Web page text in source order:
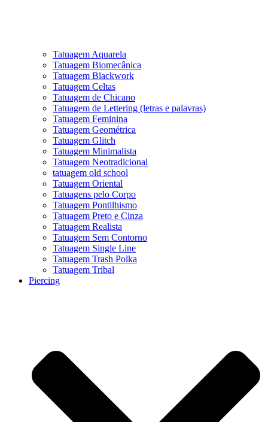
Tatuagem Aquarela
Tatuagem Biomecânica
Tatuagem Blackwork
Tatuagem Celtas
Tatuagem de Chicano
Tatuagem de Lettering (letras e palavras)
Tatuagem Feminina
Tatuagem Geométrica
Tatuagem Glitch
Tatuagem Minimalista
Tatuagem Neotradicional
tatuagem old school
Tatuagem Oriental
Tatuagens pelo Corpo
Tatuagem Pontilhismo
Tatuagem Preto e Cinza
Tatuagem Realista
Tatuagem Sem Contorno
Tatuagem Single Line
Tatuagem Trash Polka
Tatuagem Tribal
Piercing